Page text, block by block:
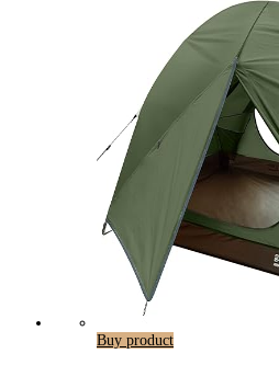
Buy product